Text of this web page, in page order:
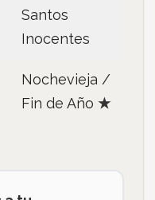
Santos
Inocentes
Nochevieja /
Fin de Año ★